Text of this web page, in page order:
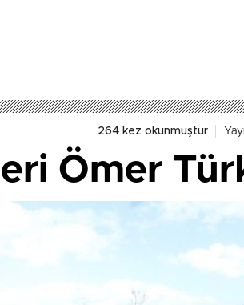
264 kez okunmuştur
Ömer